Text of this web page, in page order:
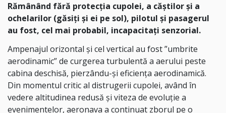
Rămânând fără protecția cupolei, a căștilor și a
ochelarilor (găsiți și ei pe sol), pilotul și pasagerul
au fost, cel mai probabil, incapacitați senzorial.
Ampenajul orizontal și cel vertical au fost ”umbrite
aerodinamic” de curgerea turbulentă a aerului peste
cabina deschisă, pierzându-și eficiența aerodinamică.
Din momentul critic al distrugerii cupolei, având în
vedere altitudinea redusă și viteza de evoluție a
evenimentelor, aeronava a continuat zborul pe o